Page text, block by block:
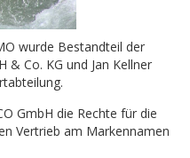
wurde Bestandteil der
& Co. KG und Jan Kellner
GmbH die Rechte für die
Vertrieb am Markennamen